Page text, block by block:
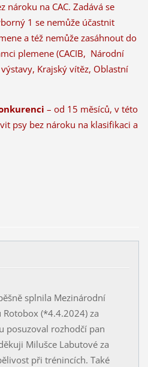
nároku na CAC. Zadává se
1 se nemůže účastnit
a též nemůže zasáhnout do
plemene (CACIB, Národní
Krajský vítěz, Oblastní
– od 15 měsíců, v této
psy bez nároku na klasifikaci a
splnila Mezinárodní
Rotobox (*4.4.2024) za
posuzoval rozhodčí pan
Milušce Labutové za
při trénincích. Také